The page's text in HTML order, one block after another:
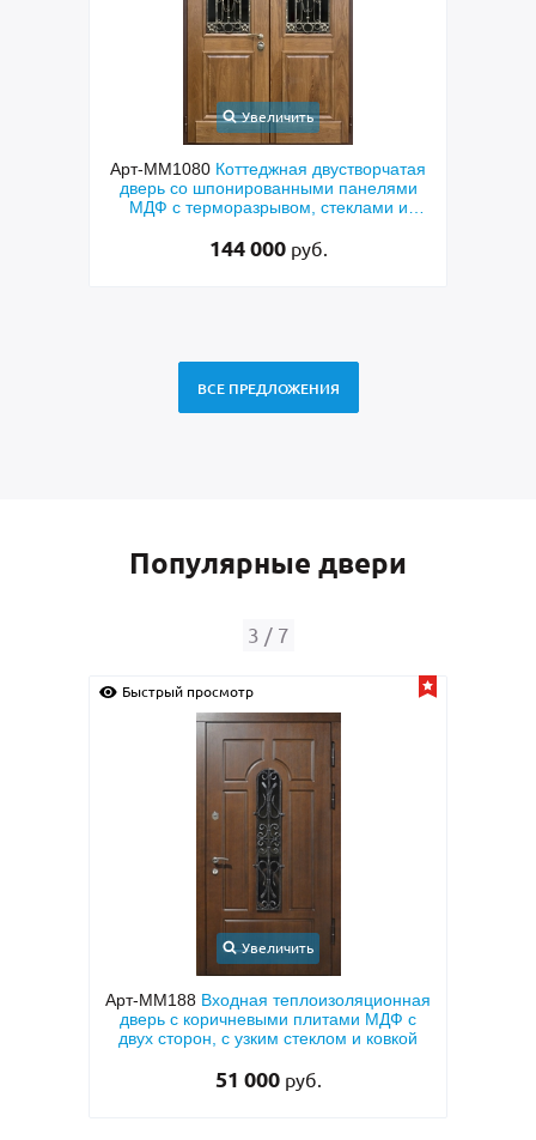
двустворчатая
панелями
стеклами и
Арт-ММ578Входная утепленная дверь
терморазрывом, белыми наличниками,
коричневыми плитами МДФ (окрас по
ВСЕ ПРЕДЛОЖЕНИЯ
Популярные двери
4 / 7
теплоизоляционная
плитами МДФ с
стеклом и ковкой
Арт-ММ50Входная квартирная
МДФ ПВХ коричневого цвета с
сторон
27 000